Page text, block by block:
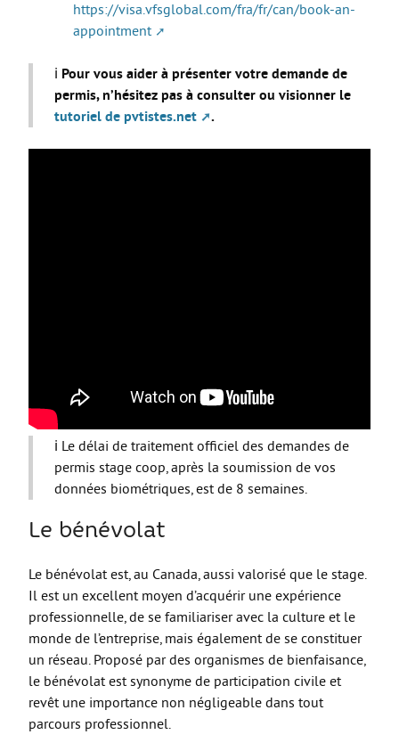
https://visa.vfsglobal.com/fra/fr/can/book-an-
appointment
ℹ️ Pour vous aider à présenter votre demande de
permis, n’hésitez pas à consulter ou visionner le
tutoriel de pvtistes.net
.
ℹ️ Le délai de traitement officiel des demandes de
permis stage coop, après la soumission de vos
données biométriques, est de 8 semaines.
Le bénévolat
Le bénévolat est, au Canada, aussi valorisé que le stage.
Il est un excellent moyen d’acquérir une expérience
professionnelle, de se familiariser avec la culture et le
monde de l’entreprise, mais également de se constituer
un réseau. Proposé par des organismes de bienfaisance,
le bénévolat est synonyme de participation civile et
revêt une importance non négligeable dans tout
parcours professionnel.